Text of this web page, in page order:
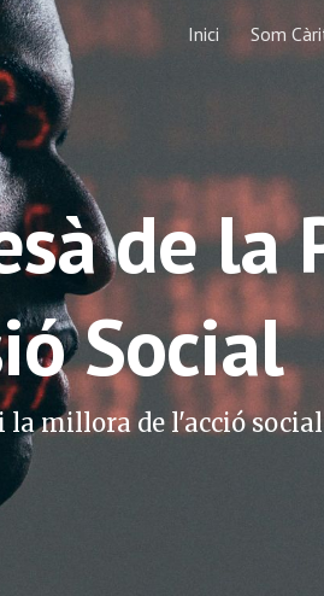
Skip to navigation
Inici Som
de la
Social
millora de l'acció social